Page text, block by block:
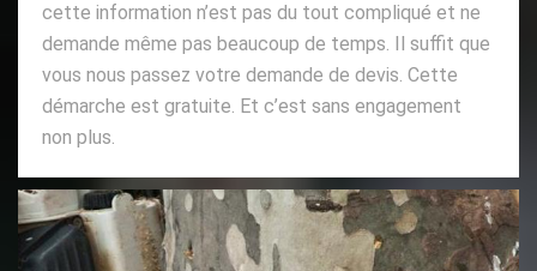
cette information n’est pas du tout compliqué et ne
demande même pas beaucoup de temps. Il suffit que
vous nous passez votre demande de devis. Cette
démarche est gratuite. Et c’est sans engagement
non plus.